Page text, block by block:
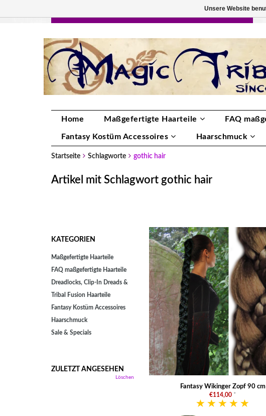
HANDGEFERTIGTE HAARTEILE, DEINE FARBE
Home Maßgefertigte Haarteile FAQ
Fantasy Kostüm Accessoires Haarschmuck
Startseite Schlagworte gothic hair
Artikel mit Schlagwort gothic hair
KATEGORIEN
Maßgefertigte Haarteile
FAQ maßgefertigte Haarteile
Dreadlocks, Clip-In Dreads &
Tribal Fusion Haarteile
Fantasy Kostüm Accessoires
Haarschmuck
Sale & Specials
ZULETZT ANGESEHEN
Löschen
Fantasy Wikinger Zopf 90 cm
€114,00 *
Unsere Website